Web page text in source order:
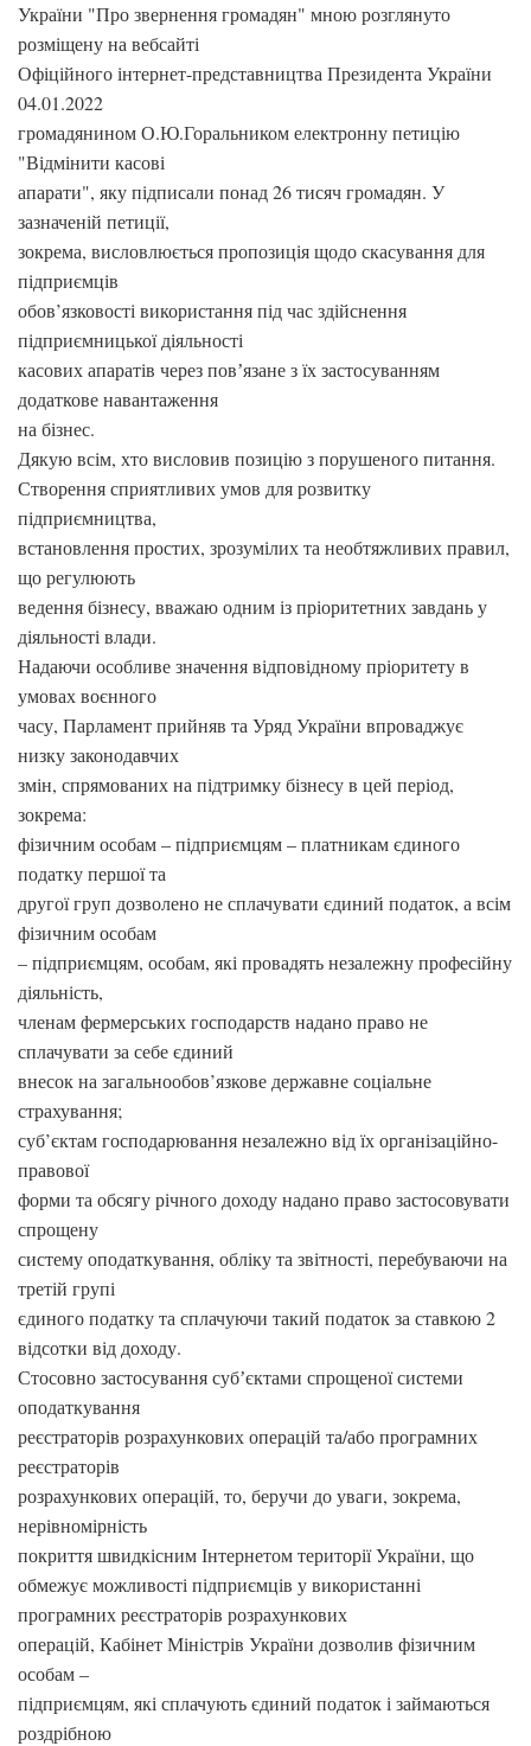
України "Про звернення громадян" мною розглянуто
розміщену на вебсайті
Офіційного інтернет-представництва Президента України
04.01.2022
громадянином О.Ю.Горальником електронну петицію
"Відмінити касові
апарати", яку підписали понад 26 тисяч громадян. У
зазначеній петиції,
зокрема, висловлюється пропозиція щодо скасування для
підприємців
обов’язковості використання під час здійснення
підприємницької діяльності
касових апаратів через повʼязане з їх застосуванням
додаткове навантаження
на бізнес.
Дякую всім, хто висловив позицію з порушеного питання.
Створення сприятливих умов для розвитку
підприємництва,
встановлення простих, зрозумілих та необтяжливих правил,
що регулюють
ведення бізнесу, вважаю одним із пріоритетних завдань у
діяльності влади.
Надаючи особливе значення відповідному пріоритету в
умовах воєнного
часу, Парламент прийняв та Уряд України впроваджує
низку законодавчих
змін, спрямованих на підтримку бізнесу в цей період,
зокрема:
фізичним особам – підприємцям – платникам єдиного
податку першої та
другої груп дозволено не сплачувати єдиний податок, а всім
фізичним особам
– підприємцям, особам, які провадять незалежну професійну
діяльність,
членам фермерських господарств надано право не
сплачувати за себе єдиний
внесок на загальнообов’язкове державне соціальне
страхування;
суб’єктам господарювання незалежно від їх організаційно-
правової
форми та обсягу річного доходу надано право застосовувати
спрощену
систему оподаткування, обліку та звітності, перебуваючи на
третій групі
єдиного податку та сплачуючи такий податок за ставкою 2
відсотки від доходу.
Стосовно застосування субʼєктами спрощеної системи
оподаткування
реєстраторів розрахункових операцій та/або програмних
реєстраторів
розрахункових операцій, то, беручи до уваги, зокрема,
нерівномірність
покриття швидкісним Інтернетом території України, що
обмежує можливості підприємців у використанні
програмних реєстраторів розрахункових
операцій, Кабінет Міністрів України дозволив фізичним
особам –
підприємцям, які сплачують єдиний податок і займаються
роздрібною